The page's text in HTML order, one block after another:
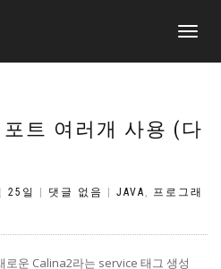
토
내
이
션
포트 여러개 사용 (다
25일 댓글 없음 JAVA , 프로그래
운 Calina2라는 service 태그 생성